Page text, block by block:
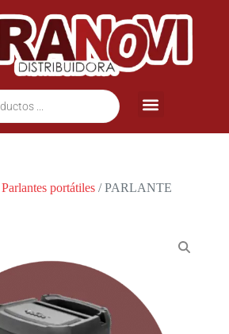
Parlantes portátiles/ PARLANTE